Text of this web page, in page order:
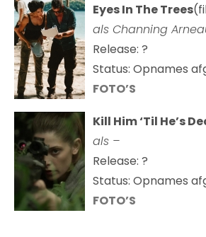
Eyes In The Trees
als Channing
Release: ?
Status: Opnames
FOTO’S
Kill Him ‘Til He’s
als –
Release: ?
Status: Opnames
FOTO’S